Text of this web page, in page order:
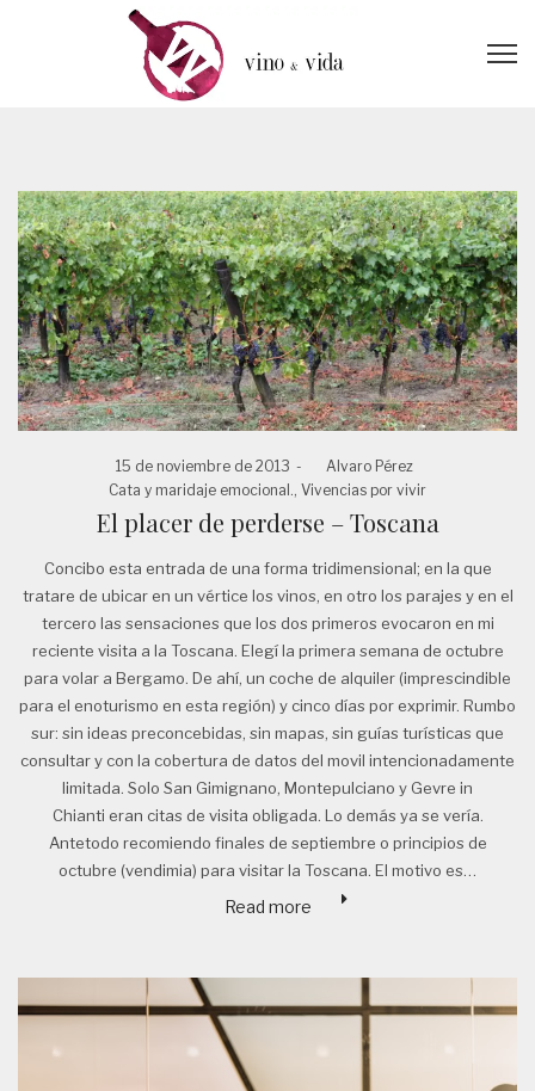
Posted
on
15 de noviembre de 2013
Alvaro Pérez
Posted
in
Cata y maridaje emocional. Vivencias por vivir
El placer de perderse – Toscana
Concibo esta entrada de una forma tridimensional; en la que
tratare de ubicar en un vértice los vinos, en otro los parajes y en el
tercero las sensaciones que los dos primeros evocaron en mi
reciente visita a la Toscana. Elegí la primera semana de octubre
para volar a Bergamo. De ahí, un coche de alquiler (imprescindible
para el enoturismo en esta región) y cinco días por exprimir. Rumbo
sur: sin ideas preconcebidas, sin mapas, sin guías turísticas que
consultar y con la cobertura de datos del movil intencionadamente
limitada. Solo San Gimignano, Montepulciano y Gevre in
Chianti eran citas de visita obligada. Lo demás ya se vería.
Antetodo recomiendo finales de septiembre o principios de
octubre (vendimia) para visitar la Toscana. El motivo es…
Read more